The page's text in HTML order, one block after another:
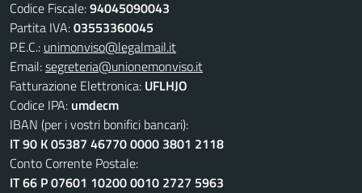
Codice Fiscale:94045090043
Partita IVA:03553360045
P.E.C.: unimonviso@legalmail.it
Email:segreteria@unionemonviso.it
Fatturazione Elettronica: UFLHJO
Codice IPA: umdecm
IBAN (per i vostri bonifici bancari):
IT 90 K 05387 46770 0000 3801 2118
Conto Corrente Postale:
IT 66 P 07601 10200 0010 2727 5963